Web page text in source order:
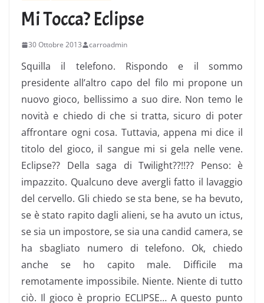
Mi Tocca? Eclipse
30 Ottobre 2013 carroadmin
Squilla il telefono. Rispondo e il sommo
presidente all’altro capo del filo mi propone un
nuovo gioco, bellissimo a suo dire. Non temo le
novità e chiedo di che si tratta, sicuro di poter
affrontare ogni cosa. Tuttavia, appena mi dice il
titolo del gioco, il sangue mi si gela nelle vene.
Eclipse?? Della saga di Twilight??!!?? Penso: è
impazzito. Qualcuno deve avergli fatto il lavaggio
del cervello. Gli chiedo se sta bene, se ha bevuto,
se è stato rapito dagli alieni, se ha avuto un ictus,
se sia un impostore, se sia una candid camera, se
ha sbagliato numero di telefono. Ok, chiedo
anche se ho capito male. Difficile ma
remotamente impossibile. Niente. Niente di tutto
ciò. Il gioco è proprio ECLIPSE… A questo punto